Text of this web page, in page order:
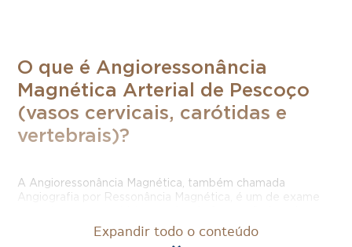
O que é Angioressonância
Magnética Arterial de Pescoço
(vasos cervicais, carótidas e
vertebrais)?
A Angioressonância Magnética, também chamada
Angiografia por Ressonância Magnética, é um de exame
permitindo que estruturas do sistema vascular sejam
avaliadas por completo através da emissão de ondas
Expandir todo o conteúdo